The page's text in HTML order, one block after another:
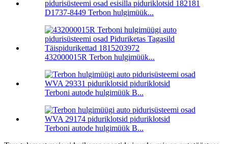
D1737-8449 Terbon hulgimüük...
432000015R Terbon hulgimüük...
Terboni autode hulgimüük B...
Terboni autode hulgimüük B...